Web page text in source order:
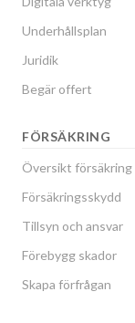
Underhållsplan
Juridik
Begär offert
FÖRSÄKRING
Översikt försäkring
Försäkringsskydd
Tillsyn och ansvar
Förebygg skador
Skapa förfrågan